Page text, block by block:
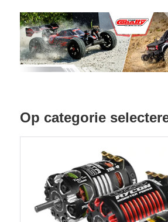
Op categorie